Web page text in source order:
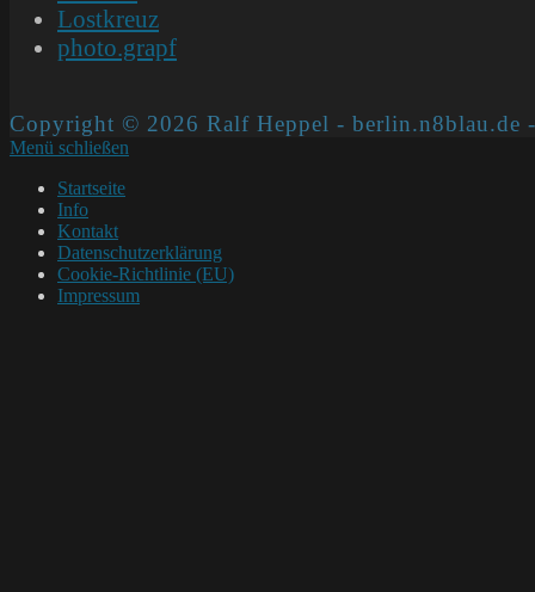
Lostkreuz
photo.grapf
Copyright © 2026 Ralf Heppel - berlin.n8blau.de
Menü schließen
Startseite
Info
Kontakt
Datenschutzerklärung
Cookie-Richtlinie (EU)
Impressum